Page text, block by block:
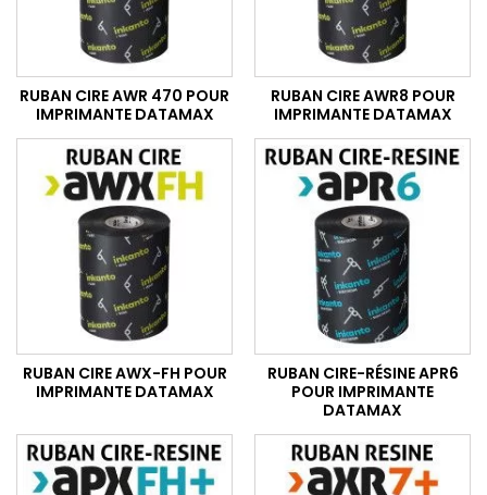
RUBAN CIRE AWR 470 POUR
IMPRIMANTE DATAMAX
RUBAN CIRE AWR8 POUR
IMPRIMANTE DATAMAX
RUBAN CIRE AWX-FH POUR
IMPRIMANTE DATAMAX
RUBAN CIRE-RÉSINE APR6
POUR IMPRIMANTE
DATAMAX